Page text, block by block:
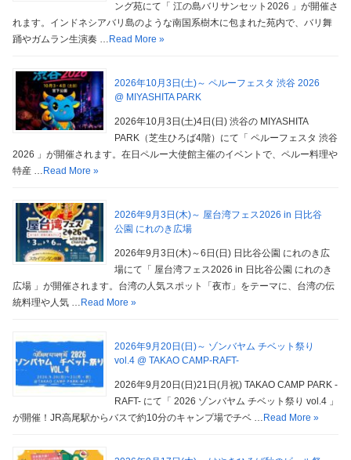
ング苑にて「 江の島バリサンセット2026 」が開催さ
れます。インドネシアバリ島のような南国系樹木に包まれた苑内で、バリ舞
踊やガムラン生演奏 … Read More »
2026年10月3日(土)～ ペルーフェスタ 渋谷 2026
@ MIYASHITA PARK
2026年10月3日(土)4日(日) 渋谷の MIYASHITA
PARK（芝生ひろば4階）にて「 ペルーフェスタ 渋谷
2026 」が開催されます。在日ペルー大使館主催のイベントで、ペルー料理や
特産 … Read More »
2026年9月3日(木)～ 屋台湾フェス2026 in 日比谷
公園 にれのき広場
2026年9月3日(木)～6日(日) 日比谷公園 にれのき広
場にて「 屋台湾フェス2026 in 日比谷公園 にれのき
広場 」が開催されます。台湾の人気スポット「夜市」をテーマに、台湾の伝
統料理や人気 … Read More »
2026年9月20日(日)～ ゾンバヤム チベット祭り
vol.4 @ TAKAO CAMP-RAFT-
2026年9月20日(日)21日(月祝) TAKAO CAMP PARK -
RAFT- にて「 2026 ゾンバヤム チベット祭り vol.4 」
が開催！JR高尾駅からバスで約10分のキャンプ場でチベ … Read More »